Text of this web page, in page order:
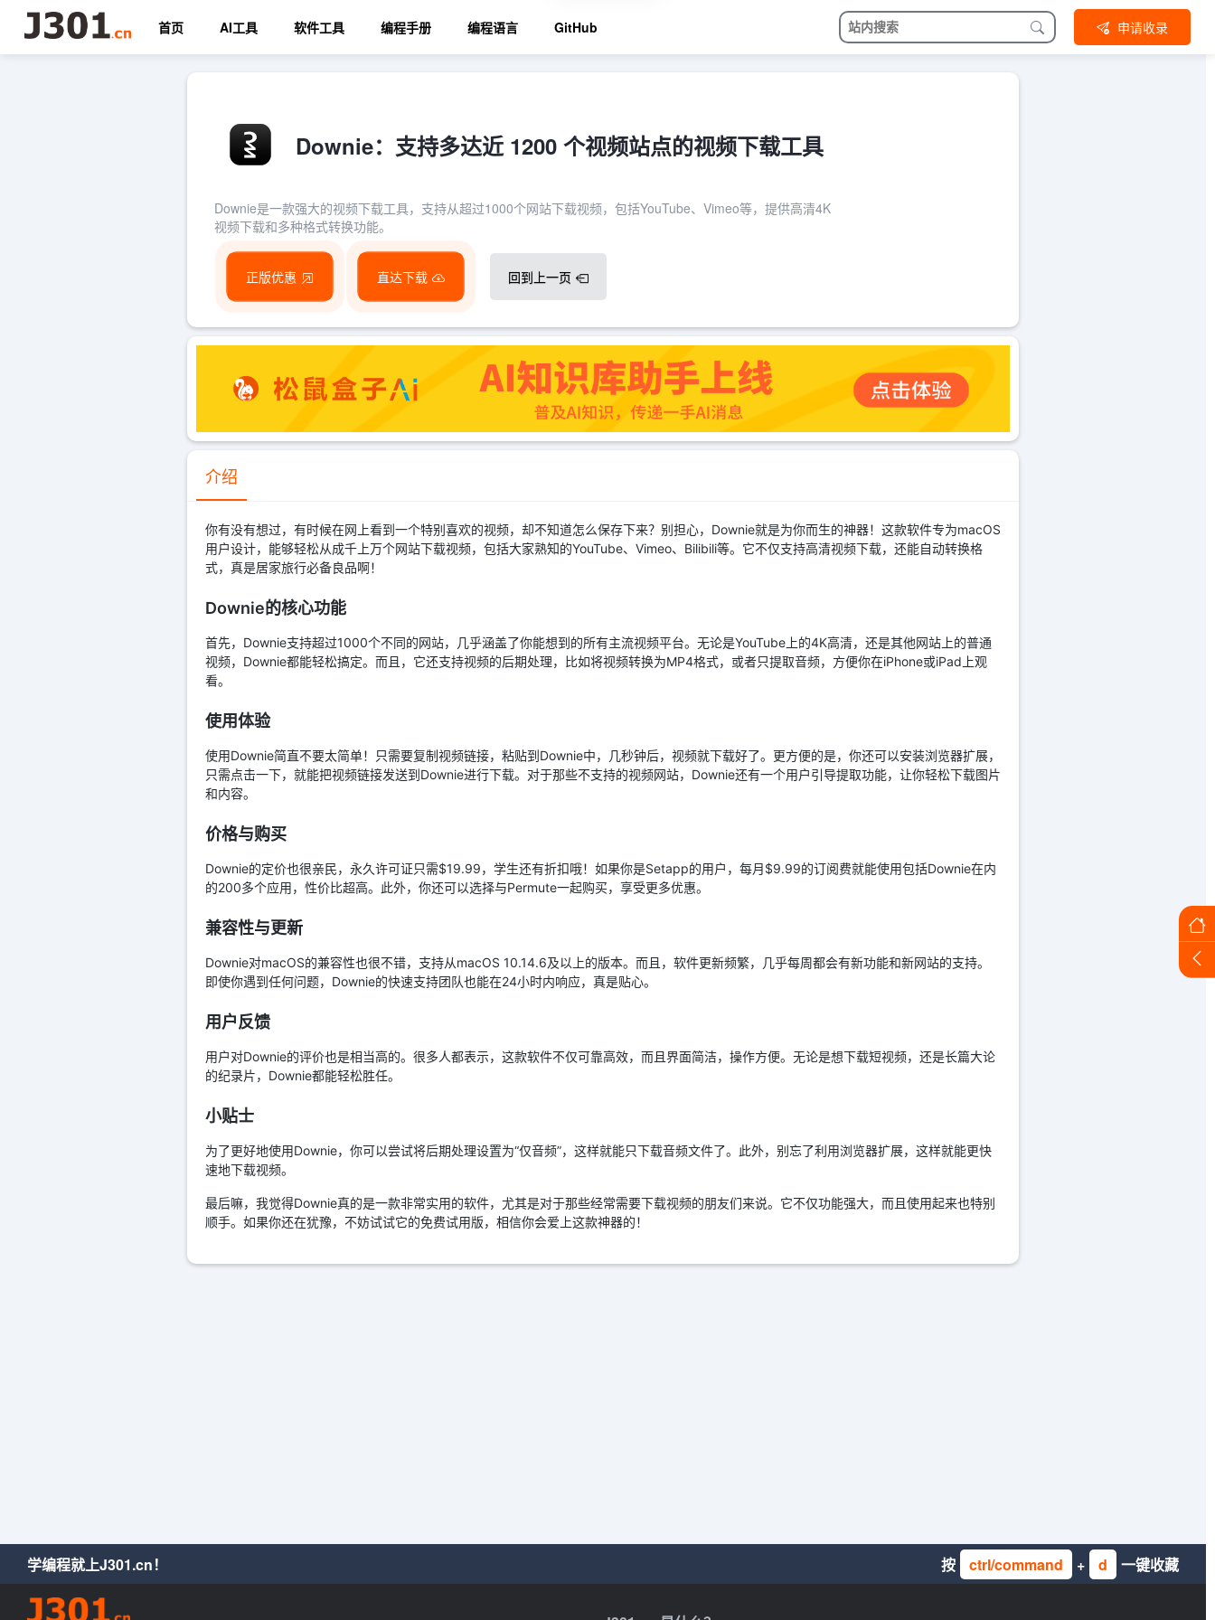
首页 AI工具 软件工具 编程手册 编程语言 GitHub 申请收录
Downie：支持多达近 1200 个视频站点的视频下载工具
Downie是一款强大的视频下载工具，支持从超过1000个网站下载视频，包括YouTube、Vimeo等，提供高清4K
视频下载和多种格式转换功能。
正版优惠 直达下载 回到上一页
介绍
你有没有想过，有时候在网上看到一个特别喜欢的视频，却不知道怎么保存下来？别担心，Downie就是为你而生的神器！这款软件专为macOS
用户设计，能够轻松从成千上万个网站下载视频，包括大家熟知的YouTube、Vimeo、Bilibili等。它不仅支持高清视频下载，还能自动转换格
式，真是居家旅行必备良品啊！
Downie的核心功能
首先，Downie支持超过1000个不同的网站，几乎涵盖了你能想到的所有主流视频平台。无论是YouTube上的4K高清，还是其他网站上的普通
视频，Downie都能轻松搞定。而且，它还支持视频的后期处理，比如将视频转换为MP4格式，或者只提取音频，方便你在iPhone或iPad上观
看。
使用体验
使用Downie简直不要太简单！只需要复制视频链接，粘贴到Downie中，几秒钟后，视频就下载好了。更方便的是，你还可以安装浏览器扩展，
只需点击一下，就能把视频链接发送到Downie进行下载。对于那些不支持的视频网站，Downie还有一个用户引导提取功能，让你轻松下载图片
和内容。
价格与购买
Downie的定价也很亲民，永久许可证只需$19.99，学生还有折扣哦！如果你是Setapp的用户，每月$9.99的订阅费就能使用包括Downie在内
的200多个应用，性价比超高。此外，你还可以选择与Permute一起购买，享受更多优惠。
兼容性与更新
Downie对macOS的兼容性也很不错，支持从macOS 10.14.6及以上的版本。而且，软件更新频繁，几乎每周都会有新功能和新网站的支持。
即使你遇到任何问题，Downie的快速支持团队也能在24小时内响应，真是贴心。
用户反馈
用户对Downie的评价也是相当高的。很多人都表示，这款软件不仅可靠高效，而且界面简洁，操作方便。无论是想下载短视频，还是长篇大论
的纪录片，Downie都能轻松胜任。
小贴士
为了更好地使用Downie，你可以尝试将后期处理设置为“仅音频”，这样就能只下载音频文件了。此外，别忘了利用浏览器扩展，这样就能更快
速地下载视频。
最后嘛，我觉得Downie真的是一款非常实用的软件，尤其是对于那些经常需要下载视频的朋友们来说。它不仅功能强大，而且使用起来也特别
顺手。如果你还在犹豫，不妨试试它的免费试用版，相信你会爱上这款神器的！
学编程就上J301.cn！ 按 ctrl/command + d 一键收藏